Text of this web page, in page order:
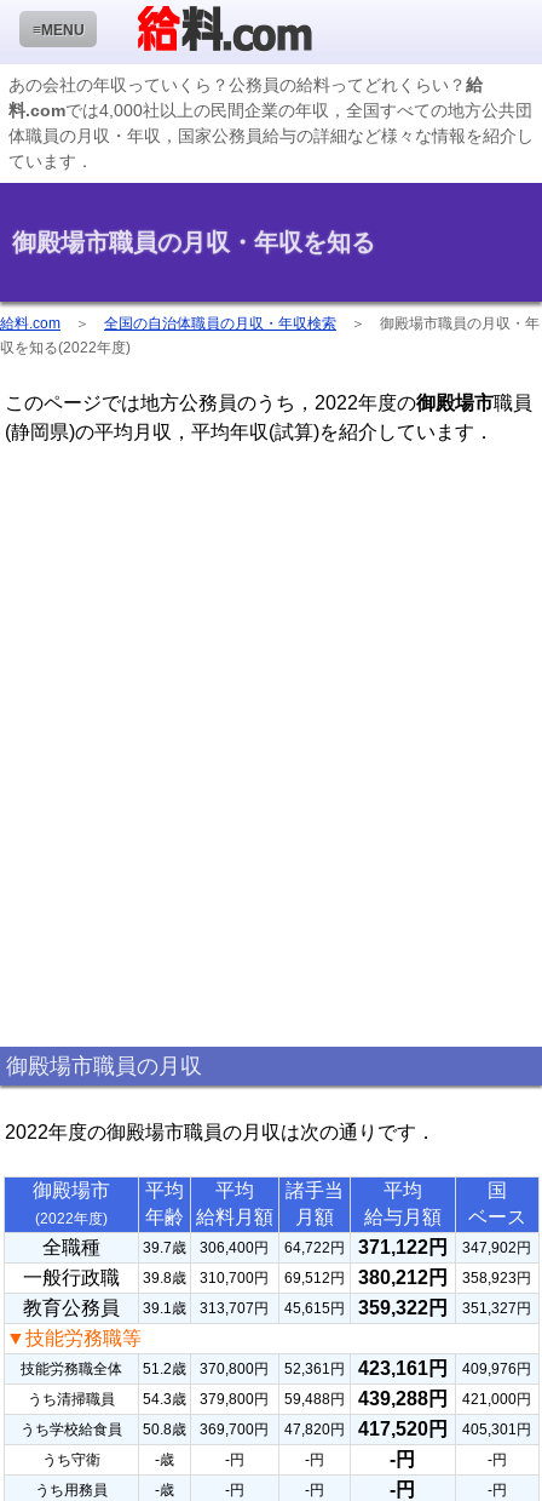
≡MENU
企業検索
年収ランキング
国家公務員編
地方公務員給料検索
私立大学教員編
収録企業データの状況
あの会社の年収っていくら？公務員の給料ってどれくらい？給
料.comでは4,000社以上の民間企業の年収，全国すべての地方公共団
体職員の月収・年収，国家公務員給与の詳細など様々な情報を紹介し
ています．
御殿場市職員の月収・年収を知る
給料.com ＞ 全国の自治体職員の月収・年収検索 ＞ 御殿場市職員の月収・年
収を知る(2022年度)
このページでは地方公務員のうち，2022年度の御殿場市職員
(静岡県)の平均月収，平均年収(試算)を紹介しています．
御殿場市職員の月収
2022年度の御殿場市職員の月収は次の通りです．
御殿場市
(2022年度)
平均
年齢
平均
給料月額
諸手当
月額
平均
給与月額
国
ベース
全職種
39.7歳 306,400円 64,722円 371,122円 347,902円
一般行政職 39.8歳 310,700円 69,512円 380,212円 358,923円
教育公務員 39.1歳 313,707円 45,615円 359,322円 351,327円
▼技能労務職等
技能労務職全体 51.2歳 370,800円 52,361円 423,161円
409,976円
うち清掃職員
54.3歳 379,800円 59,488円 439,288円
421,000円
うち学校給食員
50.8歳 369,700円 47,820円 417,520円
405,301円
うち守衛
-歳 -円 -円 -円
-円
うち用務員
-歳 -円 -円 -円
-円